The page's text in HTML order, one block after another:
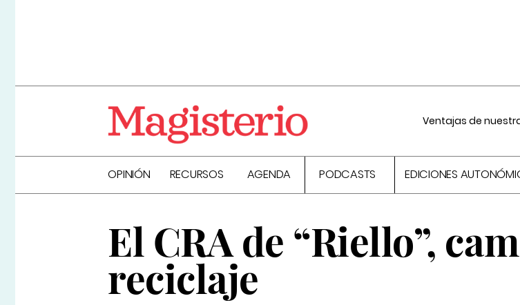
Ventajas de
OPINIÓN RECURSOS AGENDA PODCASTS EDICIONES
El CRA de “Riello”,
reciclaje